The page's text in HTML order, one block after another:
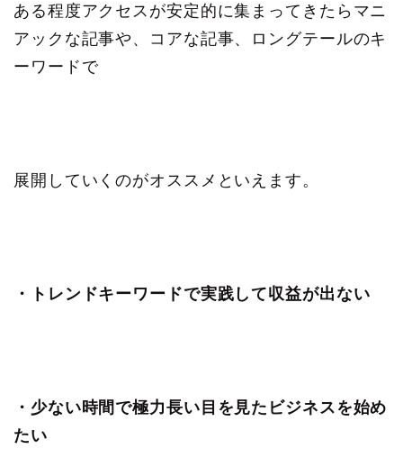
ある程度アクセスが安定的に集まってきたらマニ
アックな記事や、コアな記事、ロングテールのキ
ーワードで
展開していくのがオススメといえます。
・トレンドキーワードで実践して収益が出ない
・少ない時間で極力長い目を見たビジネスを始め
たい